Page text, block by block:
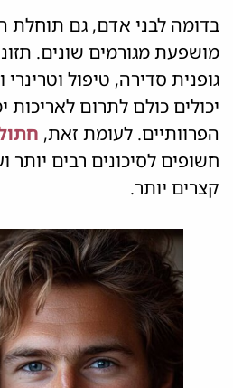
בדומה לבני אדם, גם תוחלת
מושפעת מגורמים שונים.
גופנית סדירה, טיפול
יכולים כולם לתרום לאריכות
הפרוותיים. לעומת זאת,
חשופים לסיכונים רבים יותר
קצרים יותר.